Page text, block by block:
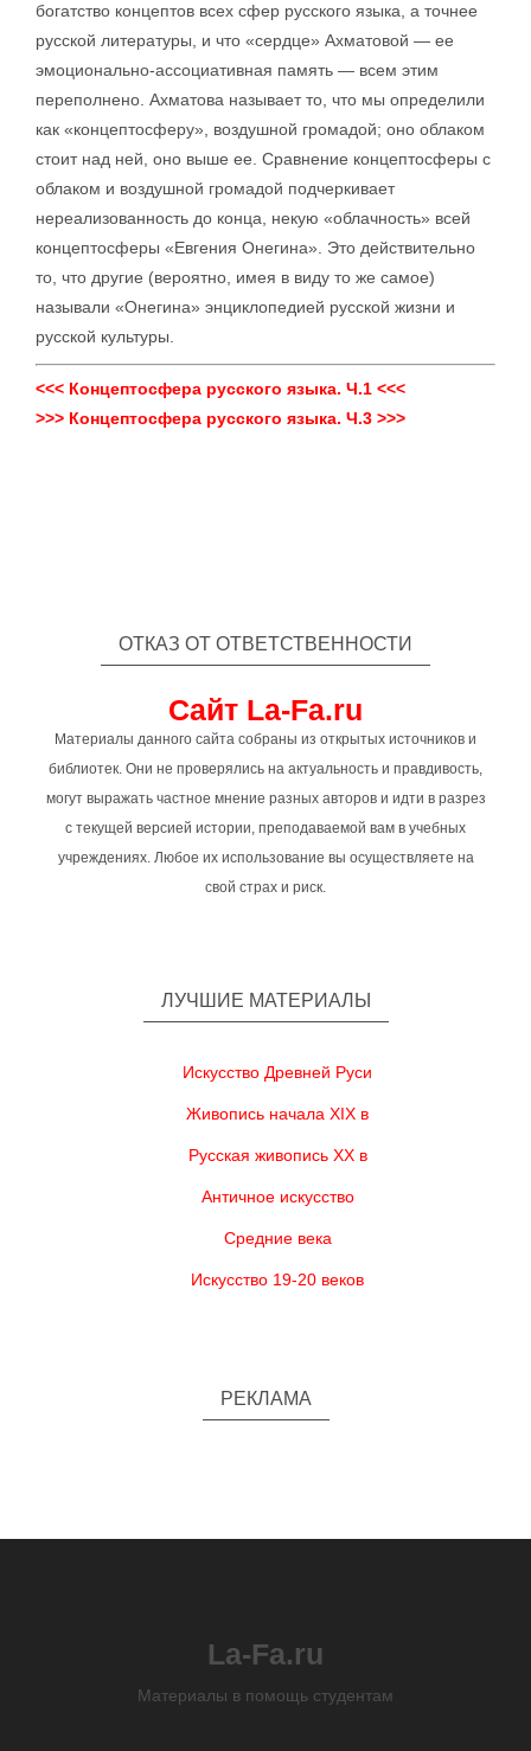
богатство концептов всех сфер русского языка, а точнее
русской литературы, и что «сердце» Ахматовой — ее
эмоционально-ассоциативная память — всем этим
переполнено. Ахматова называет то, что мы определили
как «концептосферу», воздушной громадой; оно облаком
стоит над ней, оно выше ее. Сравнение концептосферы с
облаком и воздушной громадой подчеркивает
нереализованность до конца, некую «облачность» всей
концептосферы «Евгения Онегина». Это действительно
то, что другие (вероятно, имея в виду то же самое)
называли «Онегина» энциклопедией русской жизни и
русской культуры.
<<< Концептосфера русского языка. Ч.1 <<<
>>> Концептосфера русского языка. Ч.3 >>>
ОТКАЗ ОТ ОТВЕТСТВЕННОСТИ
Сайт La-Fa.ru
Материалы данного сайта собраны из открытых источников и
библиотек. Они не проверялись на актуальность и правдивость,
могут выражать частное мнение разных авторов и идти в разрез
с текущей версией истории, преподаваемой вам в учебных
учреждениях. Любое их использование вы осуществляете на
свой страх и риск.
ЛУЧШИЕ МАТЕРИАЛЫ
Искусство Древней Руси
Живопись начала XIX в
Русская живопись XX в
Античное искусство
Средние века
Искусство 19-20 веков
РЕКЛАМА
La-Fa.ru
Материалы в помощь студентам